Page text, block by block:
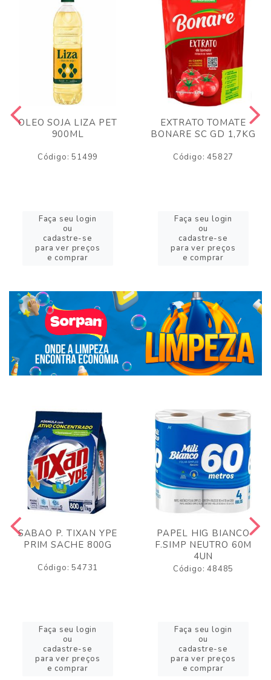
OLEO SOJA LIZA PET
900ML
Código: 51499
Faça seu login
ou
cadastre-se
para ver preços
e comprar
EXTRATO TOMATE
BONARE SC GD 1,7KG
Código: 45827
Faça seu login
ou
cadastre-se
para ver preços
e comprar
SABAO P. TIXAN YPE
PRIM SACHE 800G
Código: 54731
Faça seu login
ou
cadastre-se
para ver preços
e comprar
PAPEL HIG BIANCO
F.SIMP NEUTRO 60M
4UN
Código: 48485
Faça seu login
ou
cadastre-se
para ver preços
e comprar